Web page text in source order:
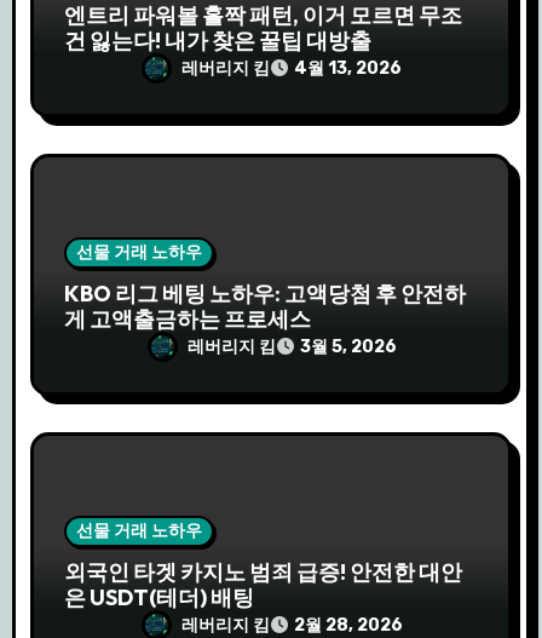
엔트리 파워볼 홀짝 패턴, 이거 모르면 무조
건 잃는다! 내가 찾은 꿀팁 대방출
레버리지 킴 4월 13, 2026
선물 거래 노하우
KBO 리그 베팅 노하우: 고액당첨 후 안전하
게 고액출금하는 프로세스
레버리지 킴 3월 5, 2026
선물 거래 노하우
외국인 타겟 카지노 범죄 급증! 안전한 대안
은 USDT(테더) 배팅
레버리지 킴 2월 28, 2026